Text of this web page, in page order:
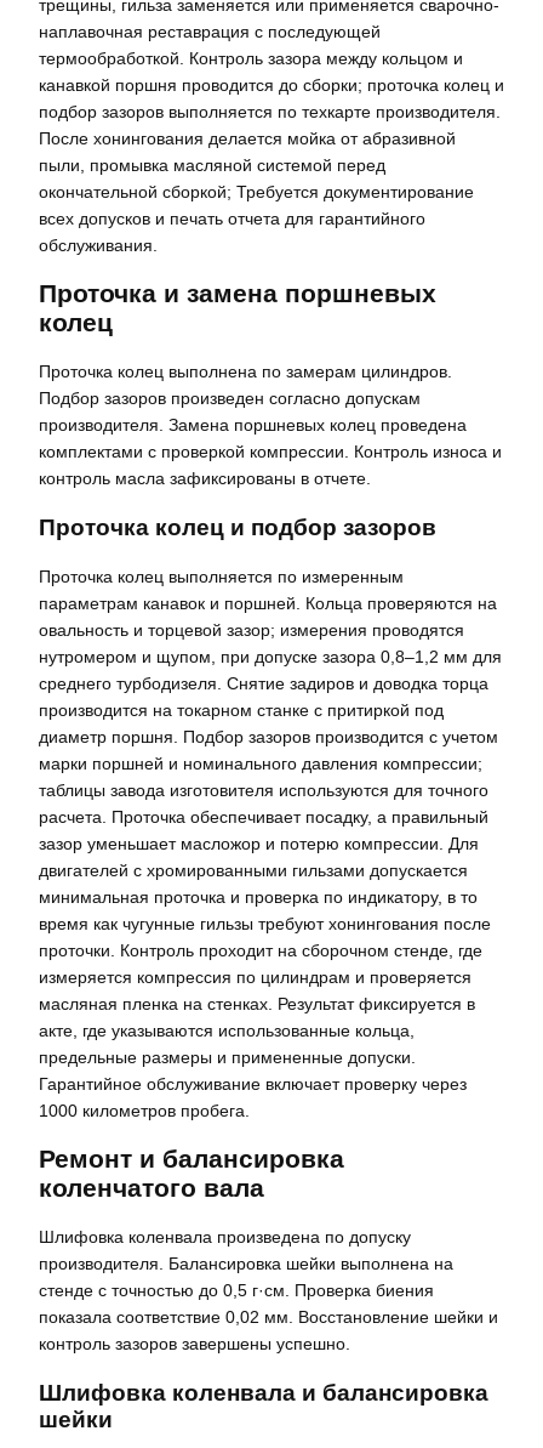
трещины, гильза заменяется или применяется сварочно-
наплавочная реставрация с последующей
термообработкой. Контроль зазора между кольцом и
канавкой поршня проводится до сборки; проточка колец и
подбор зазоров выполняется по техкарте производителя.
После хонингования делается мойка от абразивной
пыли, промывка масляной системой перед
окончательной сборкой; Требуется документирование
всех допусков и печать отчета для гарантийного
обслуживания.
Проточка и замена поршневых
колец
Проточка колец выполнена по замерам цилиндров.
Подбор зазоров произведен согласно допускам
производителя. Замена поршневых колец проведена
комплектами с проверкой компрессии. Контроль износа и
контроль масла зафиксированы в отчете.
Проточка колец и подбор зазоров
Проточка колец выполняется по измеренным
параметрам канавок и поршней. Кольца проверяются на
овальность и торцевой зазор; измерения проводятся
нутромером и щупом, при допуске зазора 0,8–1,2 мм для
среднего турбодизеля. Снятие задиров и доводка торца
производится на токарном станке с притиркой под
диаметр поршня. Подбор зазоров производится с учетом
марки поршней и номинального давления компрессии;
таблицы завода изготовителя используются для точного
расчета. Проточка обеспечивает посадку, а правильный
зазор уменьшает масложор и потерю компрессии. Для
двигателей с хромированными гильзами допускается
минимальная проточка и проверка по индикатору, в то
время как чугунные гильзы требуют хонингования после
проточки. Контроль проходит на сборочном стенде, где
измеряется компрессия по цилиндрам и проверяется
масляная пленка на стенках. Результат фиксируется в
акте, где указываются использованные кольца,
предельные размеры и примененные допуски.
Гарантийное обслуживание включает проверку через
1000 километров пробега.
Ремонт и балансировка
коленчатого вала
Шлифовка коленвала произведена по допуску
производителя. Балансировка шейки выполнена на
стенде с точностью до 0,5 г·см. Проверка биения
показала соответствие 0,02 мм. Восстановление шейки и
контроль зазоров завершены успешно.
Шлифовка коленвала и балансировка
шейки